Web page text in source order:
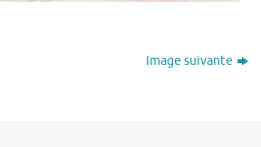
Image suivante